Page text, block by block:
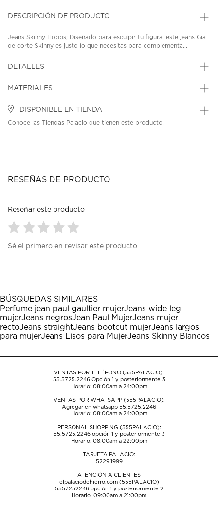
DESCRIPCIÓN DE PRODUCTO
Jeans Skinny Hobbs; Diseñado para esculpir tu figura, este jeans Gia
de corte Skinny es justo lo que necesitas para complementa...
DETALLES
MATERIALES
DISPONIBLE EN TIENDA
Conoce las Tiendas Palacio que tienen este producto.
RESEÑAS DE PRODUCTO
Reseñar este producto
para
1
estrella
Esta
acción
abrirá
el
de
para
estrellas.
Esta
acción
abrirá
el
de
para
estrellas.
Esta
acción
abrirá
el
de
para
estrellas.
Esta
acción
abrirá
el
de
para
estrellas.
Esta
acción
abrirá
el
de
Sé el primero en revisar este producto
BÚSQUEDAS SIMILARES
Perfume jean paul gaultier mujerJeans wide leg
mujerJeans negrosJean Paul MujerJeans mujer
rectoJeans straightJeans bootcut mujerJeans largos
para mujerJeans Lisos para MujerJeans Skinny Blancos
VENTAS POR TELÉFONO (555PALACIO):
55.5725.2246Opción 1 y posteriormente 3
Horario: 08:00am a 24:00pm
VENTAS POR WHATSAPP (555PALACIO):
Agregar en whatsapp 55.5725.2246
Horario: 08:00am a 24:00pm
PERSONAL SHOPPING (555PALACIO):
55.5725.2246opción 1 y posteriormente 3
Horario: 08:00am a 22:00pm
TARJETA PALACIO:
5229.1999
ATENCIÓN A CLIENTES
elpalaciodehierro.com (555PALACIO)
5557252246opción 1 y posteriormente 2
Horario: 09:00am a 21:00pm